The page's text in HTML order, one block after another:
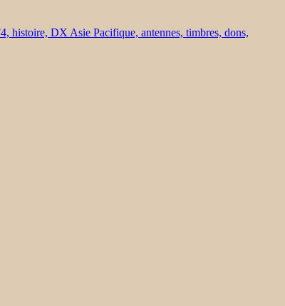
histoire, DX Asie Pacifique, antennes, timbres, dons,